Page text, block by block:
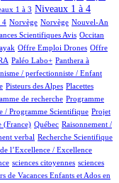
1 à 3 Niveaux 1 à 4
4 Norvège Norvège Nouvel-An
Scientifiques Avis Occitan
Offre Emploi Drones Offre
Paléo Labo+ Panthera à
/ perfectionniste / Enfant
Pisteurs des Alpes Placettes
de recherche Programme
/ Programme Scientifique Projet
(France) Québec Raisonnement /
verbal Recherche Scientifique
l’Excellence / Excellence
sciences citoyennes sciences
de Vacances Enfants et Ados en